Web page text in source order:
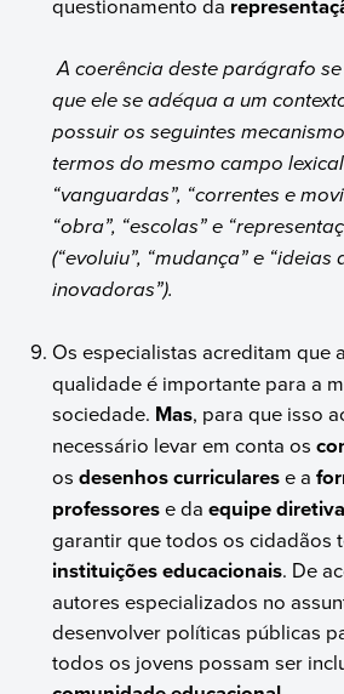
questionamento da
A coerência deste parágrafo
que ele se adéqua a um
possuir os seguintes
termos do mesmo campo lexical
“vanguardas”, “correntes e
“obra”, “escolas” e
(“evoluiu”, “mudança” e
inovadoras”).
Os especialistas acreditam que
qualidade é importante para a
sociedade. Mas, para que isso
necessário levar em conta os
osdesenhos curricularese a
professorese daequipe diretiva
garantir que todos os cidadãos
instituições educacionais. De
autores especializados no
desenvolver políticas públicas
todos os jovens possam ser